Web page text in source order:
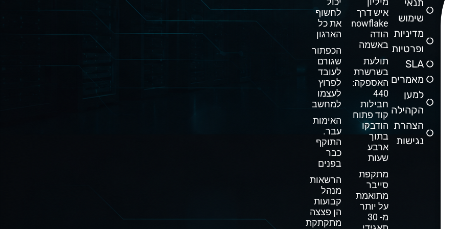
תנאי
שימוש
מדיניות
ופרטיות
SLA
מאמרים
למען
הקהילה
הצהרת
נגישות
איש דרך
Snowflake
הודה
באשמה
תולעת
בשרשרת
האספקה:
440
חבילות
קוד פתוח
הודבקו
בתוך
ארבע
שעות
מתקפת
סייבר
מתואמת
על יותר
מ- 30
לחשוף
את כל
הארגון
הכפתור
שגורם
לעובד
לפרוץ
לעצמו
למחשב
האימות
עבר.
התוקף
כבר
בפנים
הרשאות
מנהל
קבועות
הן פצצה
מתקתקת